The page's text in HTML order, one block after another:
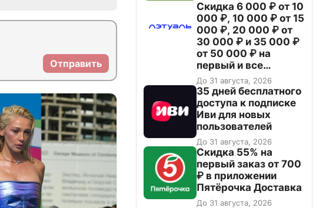
Отправить
Скидка 6 000 ₽ от 10
000 ₽, 10 000 ₽ от 15
000 ₽, 20 000 ₽ от
30 000 ₽ и 35 000 ₽
от 50 000 ₽ на
первый и все
повторные заказы по
промокоду НАБЕРИ
До 31 августа, 2026
35 дней бесплатного
доступа к подписке
Иви для новых
пользователей
До 31 августа, 2026
Скидка 55% на
первый заказ от 700
₽ в приложении
Пятёрочка Доставка
До 31 августа, 2026